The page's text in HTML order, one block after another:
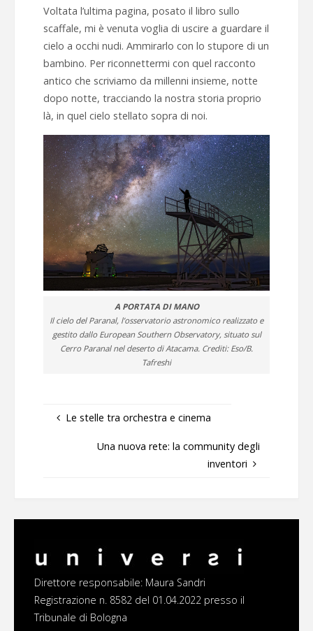
Voltata l’ultima pagina, posato il libro sullo
scaffale, mi è venuta voglia di uscire a guardare il
cielo a occhi nudi. Ammirarlo con lo stupore di un
bambino. Per riconnettermi con quel racconto
antico che scriviamo da millenni insieme, notte
dopo notte, tracciando la nostra storia proprio
là, in quel cielo stellato sopra di noi.
A PORTATA DI MANO
Il cielo del Paranal, l’osservatorio astronomico realizzato e
gestito dallo European Southern Observatory, situato sul
Cerro Paranal nel deserto di Atacama. Crediti: Eso/B.
Tafreshi
Le stelle tra orchestra e cinema
Una nuova rete: la community degli
inventori
Direttore responsabile: Maura Sandri
Registrazione n. 8582 del 01.04.2022 presso il
Tribunale di Bologna